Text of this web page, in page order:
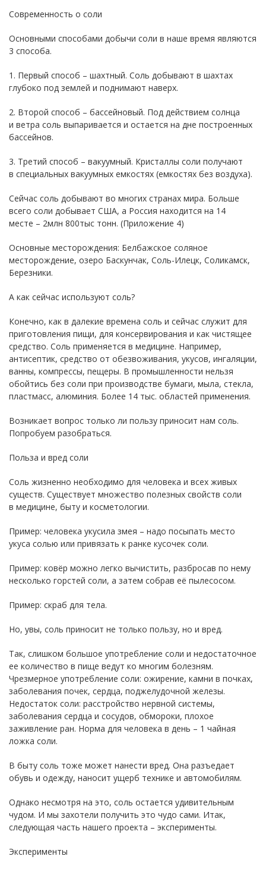
Современность о соли
Основными способами добычи соли в наше время являются
3 способа.
1. Первый способ – шахтный. Соль добывают в шахтах
глубоко под землей и поднимают наверх.
2. Второй способ – бассейновый. Под действием солнца
и ветра соль выпаривается и остается на дне построенных
бассейнов.
3. Третий способ – вакуумный. Кристаллы соли получают
в специальных вакуумных емкостях (емкостях без воздуха).
Сейчас соль добывают во многих странах мира. Больше
всего соли добывает США, а Россия находится на 14
месте – 2млн 800тыс тонн. (Приложение 4)
Основные месторождения: Белбажское соляное
месторождение, озеро Баскунчак, Соль-Илецк, Соликамск,
Березники.
А как сейчас используют соль?
Конечно, как в далекие времена соль и сейчас служит для
приготовления пищи, для консервирования и как чистящее
средство. Соль применяется в медицине. Например,
антисептик, средство от обезвоживания, укусов, ингаляции,
ванны, компрессы, пещеры. В промышленности нельзя
обойтись без соли при производстве бумаги, мыла, стекла,
пластмасс, алюминия. Более 14 тыс. областей применения.
Возникает вопрос только ли пользу приносит нам соль.
Попробуем разобраться.
Польза и вред соли
Соль жизненно необходимо для человека и всех живых
существ. Существует множество полезных свойств соли
в медицине, быту и косметологии.
Пример: человека укусила змея – надо посыпать место
укуса солью или привязать к ранке кусочек соли.
Пример: ковёр можно легко вычистить, разбросав по нему
несколько горстей соли, а затем собрав её пылесосом.
Пример: скраб для тела.
Но, увы, соль приносит не только пользу, но и вред.
Так, слишком большое употребление соли и недостаточное
ее количество в пище ведут ко многим болезням.
Чрезмерное употребление соли: ожирение, камни в почках,
заболевания почек, сердца, поджелудочной железы.
Недостаток соли: расстройство нервной системы,
заболевания сердца и сосудов, обмороки, плохое
заживление ран. Норма для человека в день – 1 чайная
ложка соли.
В быту соль тоже может нанести вред. Она разъедает
обувь и одежду, наносит ущерб технике и автомобилям.
Однако несмотря на это, соль остается удивительным
чудом. И мы захотели получить это чудо сами. Итак,
следующая часть нашего проекта – эксперименты.
Эксперименты